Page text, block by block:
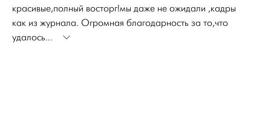
красивые,полный восторг!мы даже не ожидали ,кадры
как из журнала. Огромная благодарность за то,что
удалось...